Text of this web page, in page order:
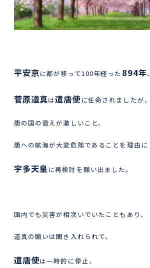
平安京に都が移って100年経った 894年、
菅原道真は遣唐使に任命されましたが、
唐の国の衰えが激しいこと、
唐への航海が大変危険であることを理由に
宇多天皇に再検討を願い出ました。
国内でも災害が相次いでいたこともあり、
道真の願いは聞き入れられて、
遣唐使は一時的に停止、